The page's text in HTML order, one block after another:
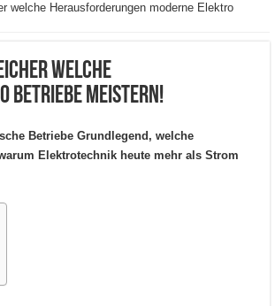
welche Herausforderungen moderne Elektro
welche
Betriebe meistern!
Betriebe Grundlegend, welche
Elektrotechnik heute mehr als Strom